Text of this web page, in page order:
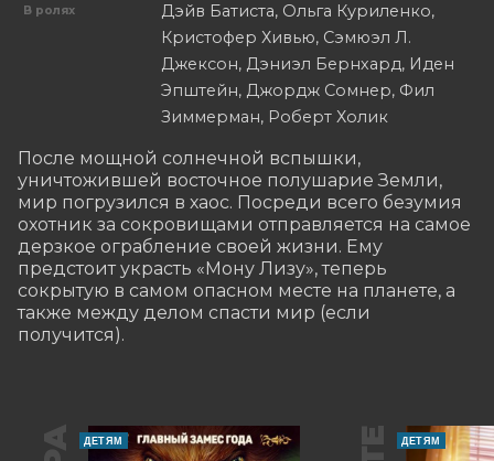
В ролях
Дэйв Батиста, Ольга Куриленко,
Кристофер Хивью, Сэмюэл Л.
Джексон, Дэниэл Бернхард, Иден
Эпштейн, Джордж Сомнер, Фил
Зиммерман, Роберт Холик
После мощной солнечной вспышки,
уничтожившей восточное полушарие Земли,
мир погрузился в хаос. Посреди всего безумия
охотник за сокровищами отправляется на самое
дерзкое ограбление своей жизни. Ему
предстоит украсть «Мону Лизу», теперь
сокрытую в самом опасном месте на планете, а
также между делом спасти мир (если
получится).
ДЕТЯМ ДЕТЯМ